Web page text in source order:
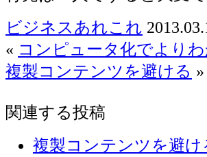
ビジネスあれこれ
« コンピュータ化でよりわ
複製コンテンツを避ける »
関連する投稿
複製コンテンツを避け